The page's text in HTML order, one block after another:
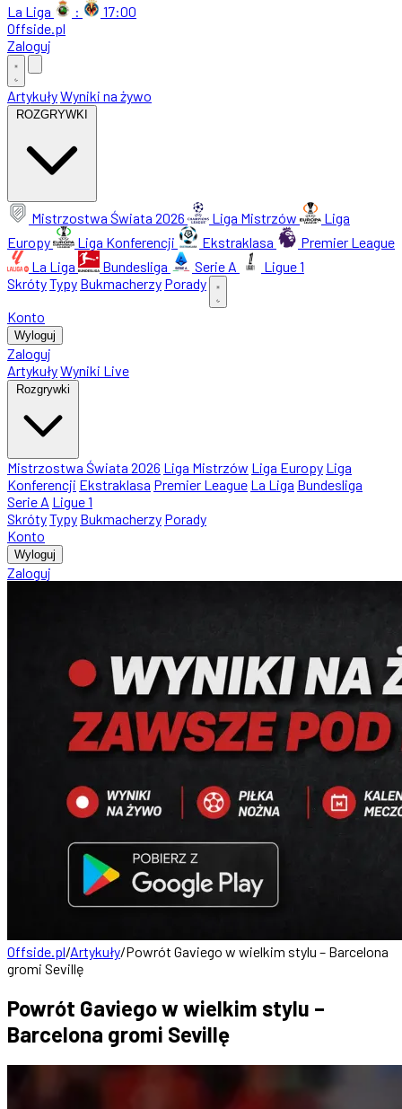
La Liga
:
17:00
Offside.pl
Zaloguj
ArtykułyWyniki na żywo
ROZGRYWKI
Mistrzostwa Świata 2026 Liga Mistrzów
Liga
Europy
Liga Konferencji Ekstraklasa
Premier League
La Liga
Bundesliga Serie A
Ligue 1
SkrótyTypy Bukmacherzy Porady
Konto
Wyloguj
Zaloguj
ArtykułyWyniki Live
Rozgrywki
Mistrzostwa Świata 2026 Liga Mistrzów Liga Europy Liga
Konferencji Ekstraklasa Premier League La Liga Bundesliga
Serie A Ligue 1
SkrótyTypy Bukmacherzy Porady
Konto
Wyloguj
Zaloguj
Offside.pl/Artykuły/Powrót Gaviego w wielkim stylu – Barcelona
gromi Sevillę
Powrót Gaviego w wielkim stylu –
Barcelona gromi Sevillę